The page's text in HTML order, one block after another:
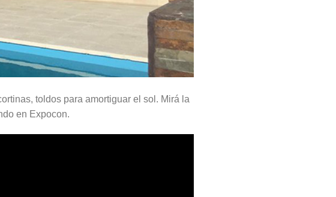
toldos para amortiguar el sol. Mirá la
en Expocon.